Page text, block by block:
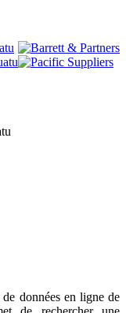
de données en ligne de